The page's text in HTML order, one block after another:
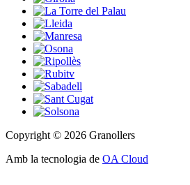
Copyright © 2026 Granollers
Amb la tecnologia de OA Cloud